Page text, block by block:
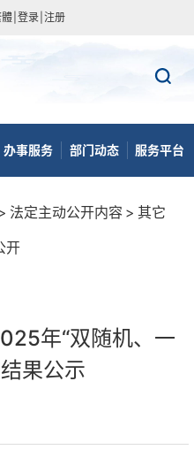
登录 注册
办事服务 部门动态 服务平台
法定主动公开内容 > 其它
开
年“双随机、一
果公示